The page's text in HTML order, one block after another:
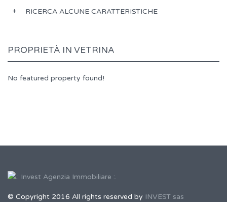
RICERCA ALCUNE CARATTERISTICHE
PROPRIETÀ IN VETRINA
No featured property found!
© Copyright 2016 All rights reserved by INVEST sas